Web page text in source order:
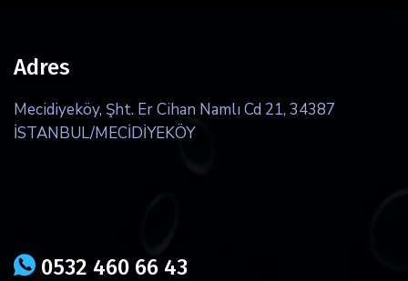
Adres
Mecidiyeköy, Şht. Er Cihan Namlı Cd 21, 34387
İSTANBUL/MECİDİYEKÖY
icon
0532 460 66 43